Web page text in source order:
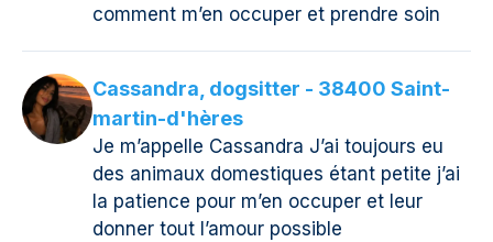
comment m’en occuper et prendre soin
Cassandra, dogsitter - 38400 Saint-
martin-d'hères
Je m’appelle Cassandra J’ai toujours eu
des animaux domestiques étant petite j’ai
la patience pour m’en occuper et leur
donner tout l’amour possible